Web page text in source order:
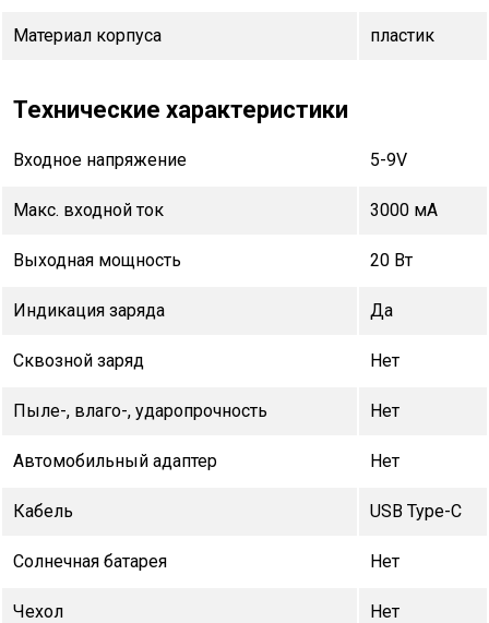
Материал корпуса пластик
Технические характеристики
Входное напряжение 5-9V
Макс. входной ток 3000 мА
Выходная мощность 20 Вт
Индикация заряда Да
Сквозной заряд Нет
Пыле-, влаго-, ударопрочность Нет
Автомобильный адаптер Нет
Кабель USB Type-C
Солнечная батарея Нет
Чехол Нет